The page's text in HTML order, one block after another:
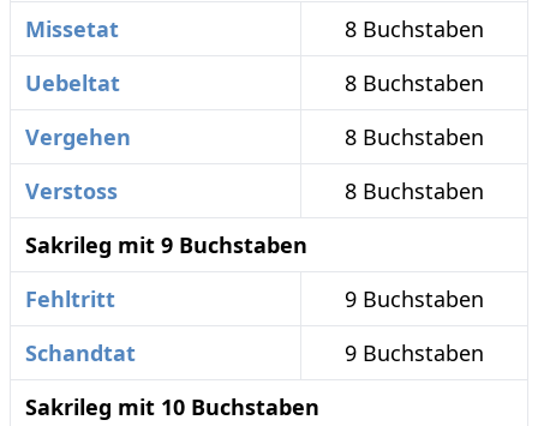
Missetat
8 Buchstaben
Uebeltat
8 Buchstaben
Vergehen
8 Buchstaben
Verstoss
8 Buchstaben
Sakrileg mit 9 Buchstaben
Fehltritt
9 Buchstaben
Schandtat
9 Buchstaben
Sakrileg mit 10 Buchstaben